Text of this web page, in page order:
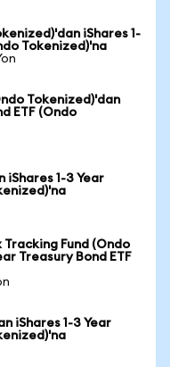
iShares 1-
Tokenized)'na
Tokenized)'dan
ETF (Ondo
iShares 1-3 Year
Tracking Fund (Ondo
Treasury Bond ETF
iShares 1-3 Year